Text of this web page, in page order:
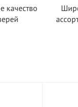
качество